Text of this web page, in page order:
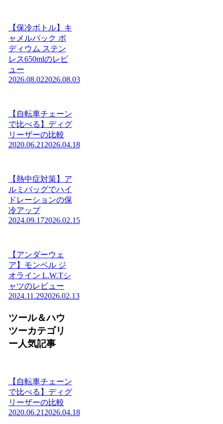
【保冷ボトル】キ
ャメルバック ポ
ディウム ステン
レス650mlのレビ
ュー
2026.08.022026.08.03
【自転車チェーン
で比べる】ディグ
リーザーの比較
2020.06.21 2026.04.18
【熱中症対策】ア
ルミバッグでハイ
ドレーションの保
冷アップ
2024.09.172026.02.15
【アンダーウェ
ア】モンベル ジ
オライン L.W.Tシ
ャツのレビュー
2024.11.292026.02.13
ツール＆ハウ
ツーカテゴリ
ー人気記事
【自転車チェーン
で比べる】ディグ
リーザーの比較
2020.06.21 2026.04.18